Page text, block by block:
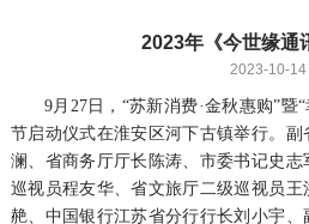
2023年《今世缘通
2023-10-14
9月27日，“苏新消费·金秋惠购”暨
节启动仪式在淮安区河下古镇举行。
澜、省商务厅厅长陈涛、市委书记史
巡视员程友华、省文旅厅二级巡视员
赩、中国银行江苏省分行行长刘小宇